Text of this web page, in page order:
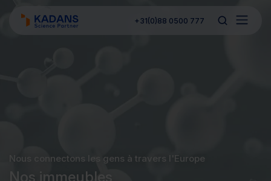
+31(0)88 0500 777
Nous connectons les gens à travers l'Europe
Nos immeubles